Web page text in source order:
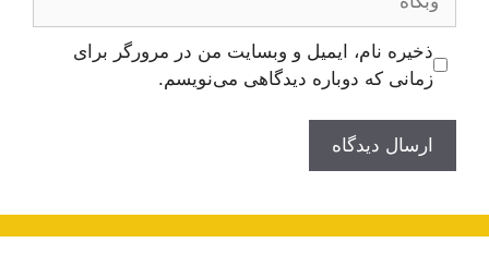
ذخیره نام، ایمیل و وبسایت من در مرورگر برای
زمانی که دوباره دیدگاهی می‌نویسم.